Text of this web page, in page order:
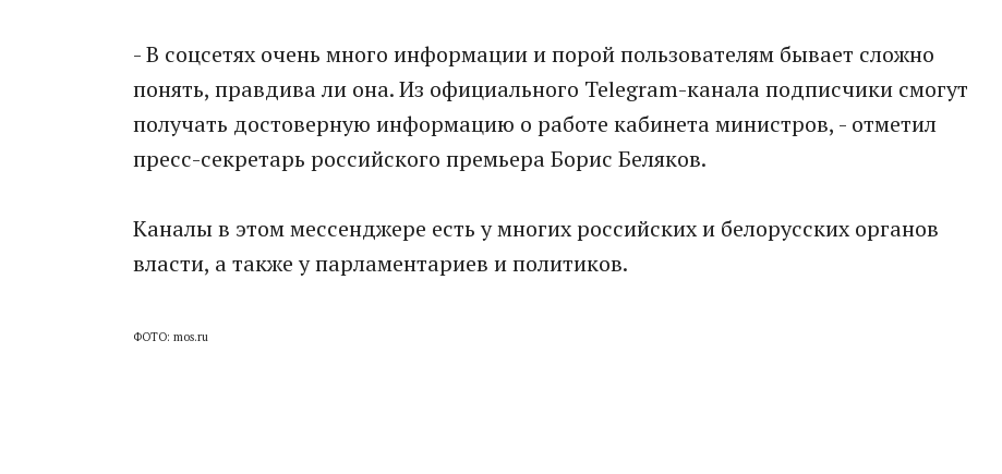
- В соцсетях очень много информации и порой пользователям бывает сложно
понять, правдива ли она. Из официального Telegram-канала подписчики смогут
получать достоверную информацию о работе кабинета министров, - отметил
пресс-секретарь российского премьера Борис Беляков.
Каналы в этом мессенджере есть у многих российских и белорусских органов
власти, а также у парламентариев и политиков.
ФОТО: mos.ru